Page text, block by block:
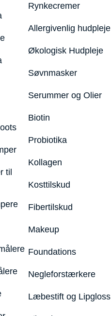
til
Rynkecremer
Allergivenlig hudpleje
Økologisk Hudpleje
Søvnmasker
Serummer og Olier
Biotin
Probiotika
Kollagen
Kosttilskud
Fibertilskud
Makeup
Foundations
Negleforstærkere
Læbestift og Lipgloss